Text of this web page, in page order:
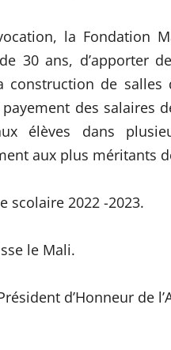
la Fondation
30 ans, d’apporter
de salles
payement des salaires
élèves dans
aux plus méritants
scolaire 2022 -2023.
le Mali.
d’Honneur de